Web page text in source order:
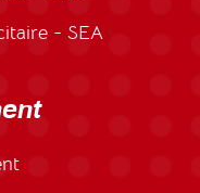
- SEA